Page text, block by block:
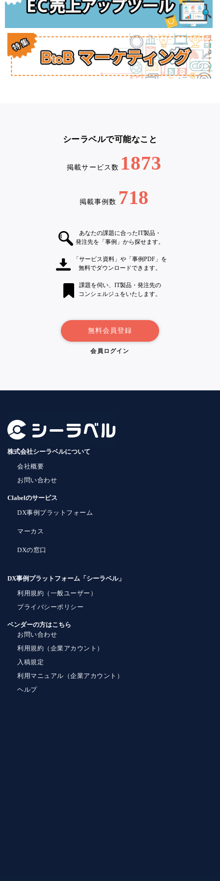
シーラベルで可能なこと
掲載サービス数 1873
掲載事例数 718
あなたの課題に合ったIT製品・
発注先を「事例」から探せます。
「サービス資料」や「事例PDF」を
無料でダウンロードできます。
課題を伺い、IT製品・発注先の
コンシェルジュをいたします。
無料会員登録
会員ログイン
株式会社シーラベルについて
会社概要
お問い合わせ
Clabelのサービス
DX事例プラットフォーム
マーカス
DXの窓口
DX事例プラットフォーム「シーラベル」
利用規約（一般ユーザー）
プライバシーポリシー
ベンダーの方はこちら
お問い合わせ
利用規約（企業アカウント）
入稿規定
利用マニュアル（企業アカウント）
ヘルプ